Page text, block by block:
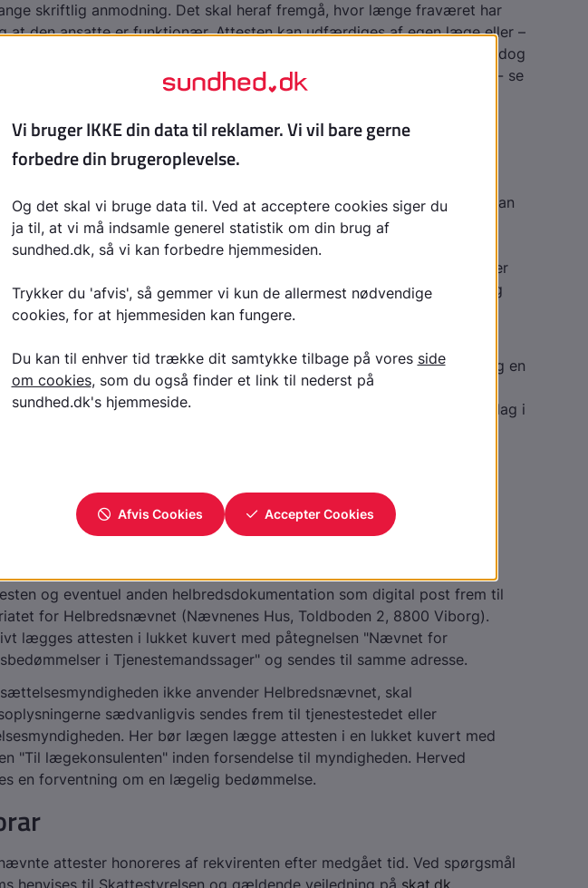
skriftlig anmodning. Det skal heraf fremgå, hvor længe fraværet har
at den ansatte er funktionær. Attesten kan udfærdiges af egen læge eller –
forlanger det – af en speciallæge (i andet end almen medicin), dog
eget valg. Også her kan lægen alene udfærdige en friattest - se
- der angiver en prognose for varigheden af det
sygefravær. Heller ikke her må der angives diagnoser og lignende.
til tjenestemænd
gælder særligt, at i sager, hvor længerevarende sygefravær kan
pensionering, afskedigelse, forflytning eller lignende, kan
forlange en lægeerklæring. Der vil altid foreligge en
Lægeerklæringen udfærdiges af tjenestemandens læge og er
se artiklenRegler for lægeattester. Attesten har typisk et indhold og
den socialt-lægelige attest LÆ 145 – Generel helbredsattest, se
samarbejde 2023
således en objektiv undersøgelse i attesten. Der angives diagnoser og en
særligt for tjenestemandens mulighed for at genoptage sit hidtidige
i hvilket omfang og hvornår. Der kan efter skøn vedlægges relevante bilag i
og resultater af parakliniske undersøgelser. Attesten kan med
med tjenestemanden inden afsendelsen. Der findes såvel
som regionale og kommunale tjenestemænd. Staten anvender altid
Helbredsbedømmelser i Tjenestemandssager, som har lægelig
og kommuner og regioner kan også gøre det.
sig om statstjenestemænd og regionale eller kommunale
hvor ansættelsesmyndigheden bruger Helbredsnævnet, sendes
og eventuel anden helbredsdokumentation som digital post frem til
for Helbredsnævnet (Nævnenes Hus, Toldboden 2, 8800 Viborg).
lægges attesten i lukket kuvert med påtegnelsen "Nævnet for
i Tjenestemandssager" og sendes til samme adresse.
ikke anvender Helbredsnævnet, skal
sædvanligvis sendes frem til tjenestestedet eller
Her bør lægen lægge attesten i en lukket kuvert med
"Til lægekonsulenten" inden forsendelse til myndigheden. Herved
en forventning om en lægelig bedømmelse.
attester honoreres af rekvirenten efter medgået tid. Ved spørgsmål
henvises til Skattestyrelsen og gældende vejledning på skat.dk.